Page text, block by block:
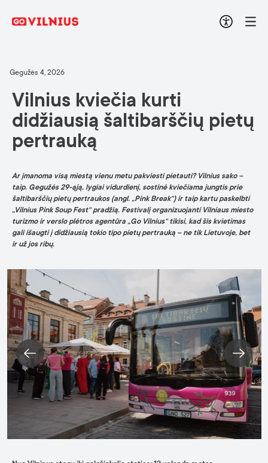
Gegužės 4, 2026
Vilnius kviečia kurti
didžiausią šaltibarščių pietų
pertrauką
Ar įmanoma visą miestą vienu metu pakviesti pietauti? Vilnius sako –
taip. Gegužės 29-ąją, lygiai vidurdienį, sostinė kviečiama jungtis prie
šaltibarščių pietų pertraukos (angl. „Pink Break“) ir taip kartu paskelbti
„Vilnius Pink Soup Fest“ pradžią. Festivalį organizuojanti Vilniaus miesto
turizmo ir verslo plėtros agentūra „Go Vilnius“ tikisi, kad šis kvietimas
gali išaugti į didžiausią tokio tipo pietų pertrauką – ne tik Lietuvoje, bet
ir už jos ribų.